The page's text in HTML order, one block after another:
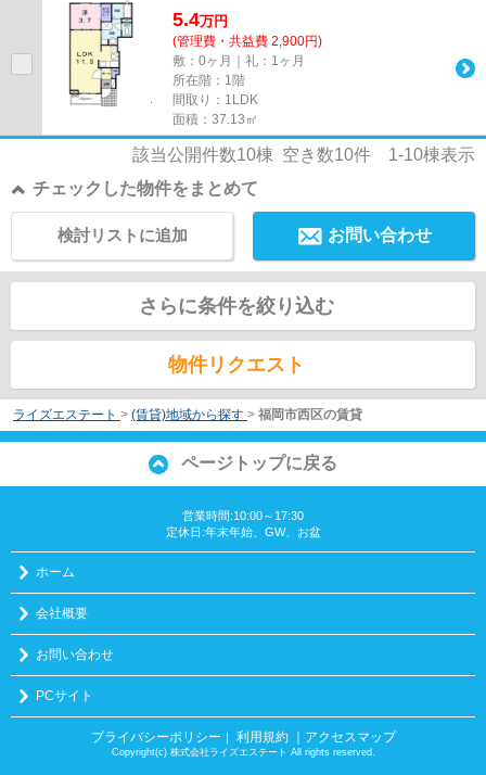
5.4万円
(管理費・共益費 2,900円)
敷：0ヶ月｜礼：1ヶ月
所在階：1階
間取り：1LDK
面積：37.13㎡
該当公開件数10棟 空き数10件 1-10棟表示
チェックした物件をまとめて
お問い合わせ
検討リストに追加
さらに条件を絞り込む
物件リクエスト
ライズエステート > (賃貸)地域から探す > 福岡市西区の賃貸
ページトップに戻る
営業時間:10:00～17:30
定休日:年末年始、GW、お盆
ホーム
会社概要
お問い合わせ
PCサイト
プライバシーポリシー ｜ 利用規約 ｜アクセスマップ
Copyright(c) 株式会社ライズエステート All rights reserved.